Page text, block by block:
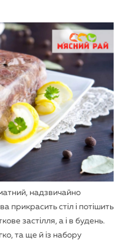
надзвичайно
прикрасить стіл і потішить
застілля, а і в будень.
та ще й із набору